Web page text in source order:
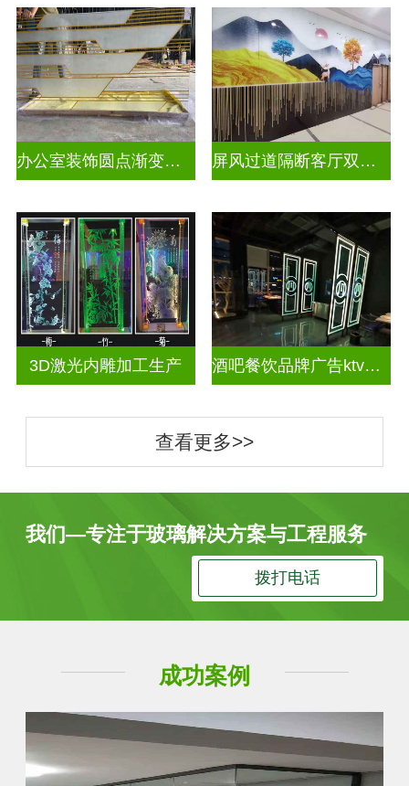
办公室装饰圆点渐变彩绘打印玻璃 屏风过道隔断客厅双面磨砂透光uv打印玻璃
3D激光内雕加工生产 酒吧餐饮品牌广告ktv激光内雕发光艺术玻璃
查看更多>>
我们—专注于玻璃解决方案与工程服务
拨打电话
成功案例